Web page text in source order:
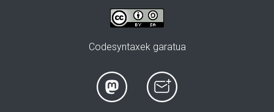
Codesyntaxek garatua